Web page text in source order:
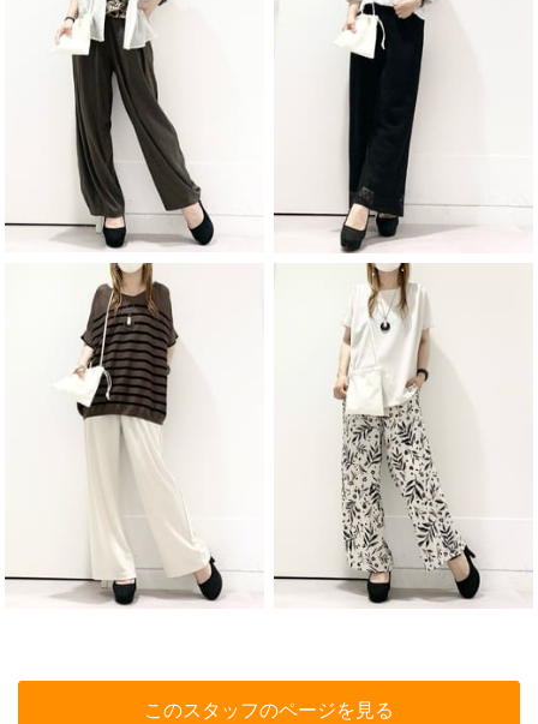
このスタッフのページを見る